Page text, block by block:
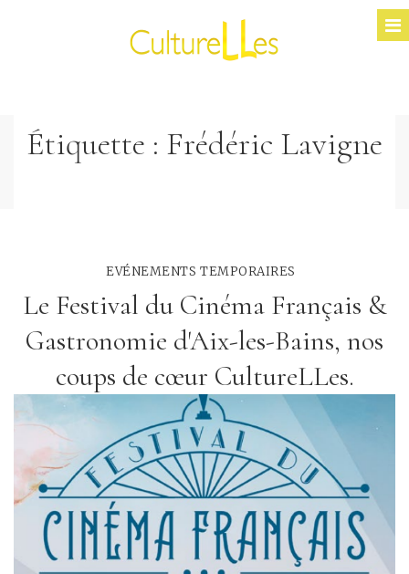
Étiquette : Frédéric Lavigne
EVÉNEMENTS TEMPORAIRES
Le Festival du Cinéma Français &
Gastronomie d'Aix-les-Bains, nos
coups de cœur CultureLLes.